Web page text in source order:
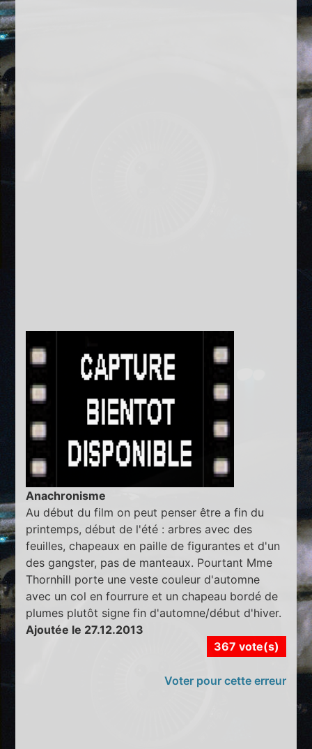
Anachronisme
Au début du film on peut penser être a fin du
printemps, début de l'été : arbres avec des
feuilles, chapeaux en paille de figurantes et d'un
des gangster, pas de manteaux. Pourtant Mme
Thornhill porte une veste couleur d'automne
avec un col en fourrure et un chapeau bordé de
plumes plutôt signe fin d'automne/début d'hiver.
Ajoutée le 27.12.2013
367 vote(s)
Voter pour cette erreur